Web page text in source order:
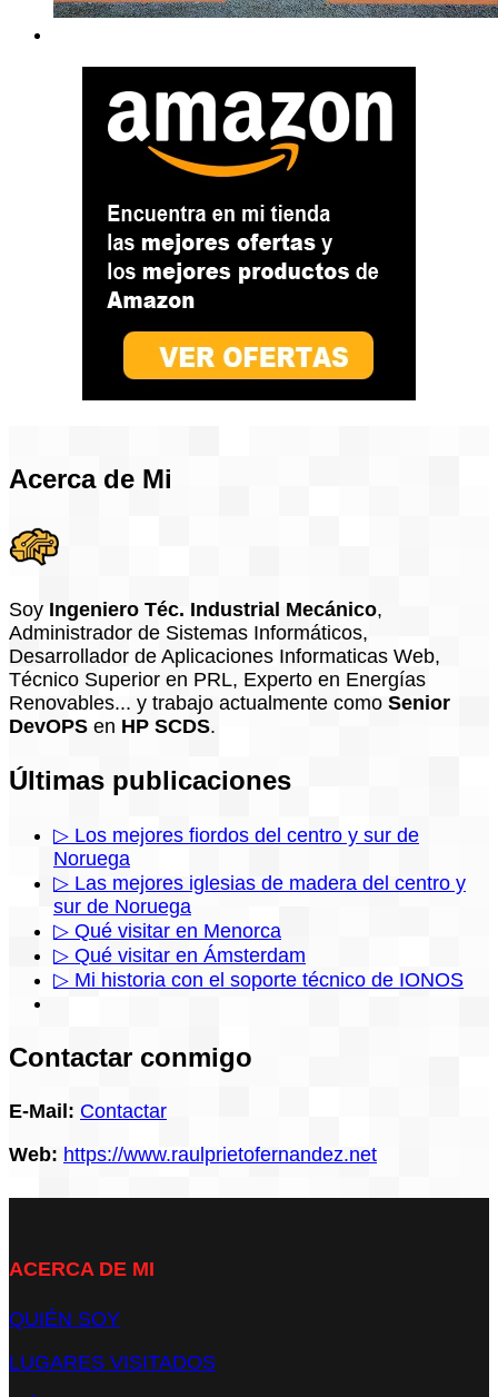
Acerca de Mi
Soy Ingeniero Téc. Industrial Mecánico,
Administrador de Sistemas Informáticos,
Desarrollador de Aplicaciones Informaticas Web,
Técnico Superior en PRL, Experto en Energías
Renovables... y trabajo actualmente como Senior
DevOPS en HP SCDS.
Últimas publicaciones
▷ Los mejores fiordos del centro y sur de
Noruega
▷ Las mejores iglesias de madera del centro y
sur de Noruega
▷ Qué visitar en Menorca
▷ Qué visitar en Ámsterdam
▷ Mi historia con el soporte técnico de IONOS
Contactar conmigo
E-Mail: Contactar
Web: https://www.raulprietofernandez.net
ACERCA DE MI
QUIÉN SOY
LUGARES VISITADOS